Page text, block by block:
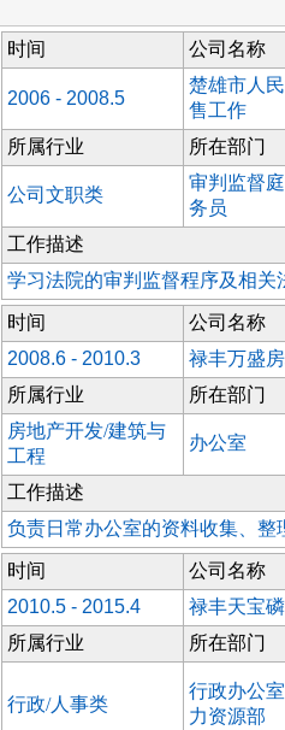
时间 公司名称
2006 - 2008.5
楚雄市人
售工作
所属行业 所在部门
公司文职类
审判监督
务员
工作描述
学习法院的审判监督程序及相关
时间 公司名称
2008.6 - 2010.3
禄丰万盛
所属行业
所在部门
房地产开发/建筑与
工程
办公室
工作描述
负责日常办公室的资料收集、整
时间 公司名称
2010.5 - 2015.4
禄丰天宝
所属行业
所在部门
行政/人事类
行政办公
力资源部